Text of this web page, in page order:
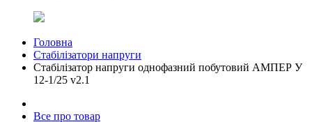
Головна
Стабілізатори напруги
Стабілізатор напруги однофазний побутовий АМПЕР У
12-1/25 v2.1
Все про товар